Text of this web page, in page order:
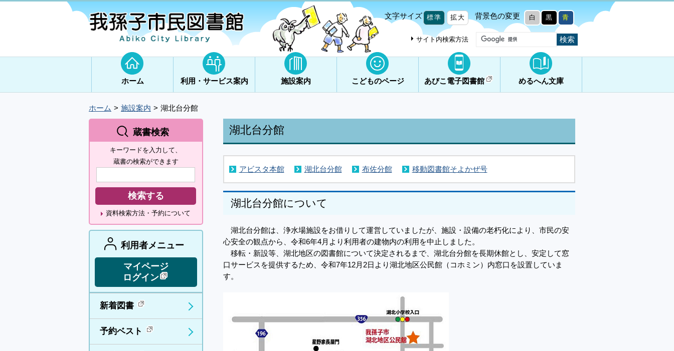
文字サイズ 標準 拡大 背景色の変更 白 黒 青
サイト内検索方法
ホーム 利用・サービス案内 施設案内 こどものページ あびこ電子図書館 めるへん文庫
ホーム 施設案内 湖北台分館
蔵書検索
キーワードを入力して、
蔵書の検索ができます
資料検索方法・予約について
利用者メニュー
マイページ
ログイン
新着図書
予約ベスト
湖北台分館
アビスタ本館 湖北台分館 布佐分館 移動図書館そよかぜ号
湖北台分館について
湖北台分館は、浄水場施設をお借りして運営していましたが、施設・設備の老朽化により、市民の安
心安全の観点から、令和6年4月より利用者の建物内の利用を中止しました。
移転・新設等、湖北地区の図書館について決定されるまで、湖北台分館を長期休館とし、安定して窓
口サービスを提供するため、令和7年12月2日より湖北地区公民館（コホミン）内窓口を設置していま
す。